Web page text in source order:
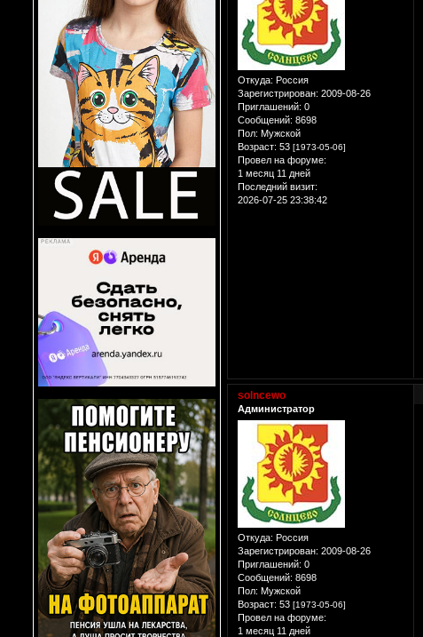
Откуда: Россия
Зарегистрирован: 2009-08-26
Приглашений: 0
Сообщений: 8698
Пол: Мужской
Возраст: 53 [1973-05-06]
Провел на форуме:
1 месяц 11 дней
Последний визит:
2026-07-25 23:38:42
solncewo
Администратор
Откуда: Россия
Зарегистрирован: 2009-08-26
Приглашений: 0
Сообщений: 8698
Пол: Мужской
Возраст: 53 [1973-05-06]
Провел на форуме:
1 месяц 11 дней